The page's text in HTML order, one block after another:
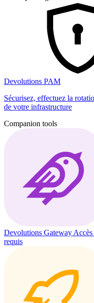
Devolutions PAM
Sécurisez, effectuez la
de votre infrastructure
Companion tools
Devolutions Gateway
requis